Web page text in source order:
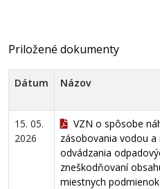
Priložené dokumenty
Dátum Názov
15. 05.
2026
VZN o spôsobe
zásobovania vodou a
odvádzania
zneškodňovaní
miestnych